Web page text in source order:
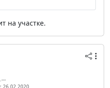
на участке.
26.02.2020